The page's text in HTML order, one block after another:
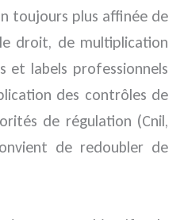
toujours plus affinée de
droit, de multiplication
et labels professionnels
des contrôles de
de régulation (Cnil,
de redoubler de